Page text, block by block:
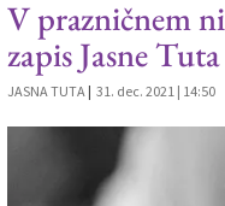
Šport
Še
Vreme
V prazničnem
zapis Jasne Tuta
JASNA TUTA | 31. dec. 2021 | 14:50